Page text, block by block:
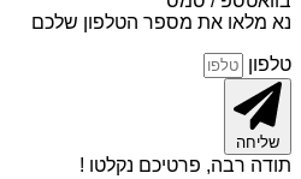
נא מלאו את מספר הטלפון שלכם
טלפון
שליחה
תודה רבה, פרטיכם נקלטו !